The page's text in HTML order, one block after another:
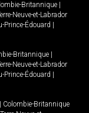
Britannique
Neuve-et-Labrador
Prince-Édouard
Britannique
Neuve-et-Labrador
Prince-Édouard
Colombie-Britannique